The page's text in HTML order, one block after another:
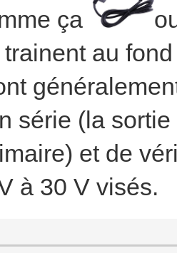
ça
au
série (la
et de
à 30 V visés.